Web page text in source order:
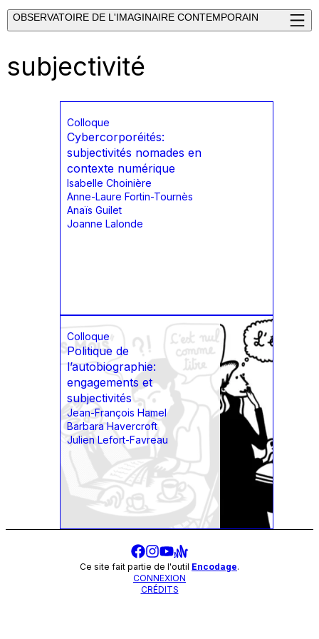
OBSERVATOIRE DE L'IMAGINAIRE CONTEMPORAIN
subjectivité
Colloque
Cybercorporéités:
subjectivités nomades en
contexte numérique
Isabelle Choinière
Anne-Laure Fortin-Tournès
Anaïs Guilet
Joanne Lalonde
Colloque
Politique de
l’autobiographie:
engagements et
subjectivités
Jean-François Hamel
Barbara Havercroft
Julien Lefort-Favreau
Ce site fait partie de l'outil Encodage.
CONNEXION
CRÉDITS